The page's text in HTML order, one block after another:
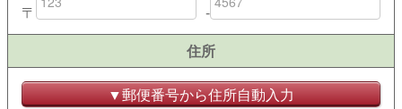
〒
-
住所
▼郵便番号から住所自動入力